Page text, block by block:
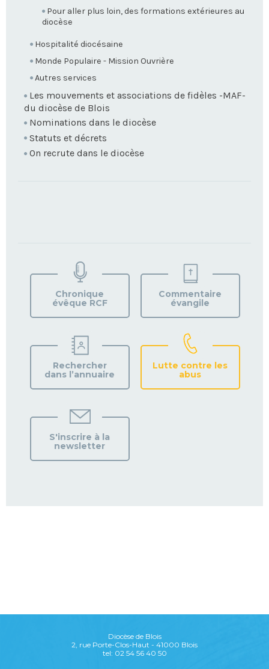
Pour aller plus loin, des formations extérieures au
diocèse
Hospitalité diocésaine
Monde Populaire - Mission Ouvrière
Autres services
Les mouvements et associations de fidèles -MAF-
du diocèse de Blois
Nominations dans le diocèse
Statuts et décrets
On recrute dans le diocèse
VOTRE
PAROISSE
Chronique
évêque RCF
Commentaire
évangile
Rechercher
dans l’annuaire
Lutte contre les
abus
S'inscrire à la
newsletter
Diocèse de Blois
2, rue Porte-Clos-Haut - 41000 Blois
tel: 02 54 56 40 50